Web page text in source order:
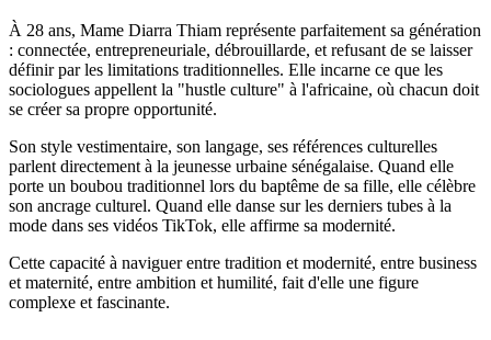
À 28 ans, Mame Diarra Thiam représente parfaitement sa génération
: connectée, entrepreneuriale, débrouillarde, et refusant de se laisser
définir par les limitations traditionnelles. Elle incarne ce que les
sociologues appellent la "hustle culture" à l'africaine, où chacun doit
se créer sa propre opportunité.
Son style vestimentaire, son langage, ses références culturelles
parlent directement à la jeunesse urbaine sénégalaise. Quand elle
porte un boubou traditionnel lors du baptême de sa fille, elle célèbre
son ancrage culturel. Quand elle danse sur les derniers tubes à la
mode dans ses vidéos TikTok, elle affirme sa modernité.
Cette capacité à naviguer entre tradition et modernité, entre business
et maternité, entre ambition et humilité, fait d'elle une figure
complexe et fascinante.